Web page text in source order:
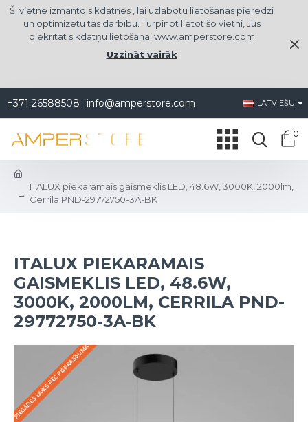
Šī vietne izmanto sīkdatnes , lai uzlabotu lietošanas pieredzi
un optimizētu tās darbību. Turpinot lietot šo vietni, Jūs
piekrītat sīkdatņu lietošanai www.amperstore.com
Uzzināt vairāk
+371 26588508 info@amperstore.com LATVIEŠU
0
ITALUX piekaramais gaismeklis LED, 48.6W, 3000K, 2000lm,
Cerrila PND-29772750-3A-BK
ITALUX PIEKARAMAIS
GAISMEKLIS LED, 48.6W,
3000K, 2000LM, CERRILA PND-
29772750-3A-BK
PIEGĀDES LAIKS PĒC PIEPRASĪJUMA